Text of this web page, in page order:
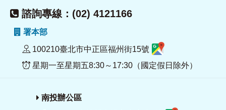
諮詢專線：(02) 4121166
署本部
100210臺北市中正區福州街15號
星期一至星期五8:30～17:30（國定假日除外）
南投辦公區